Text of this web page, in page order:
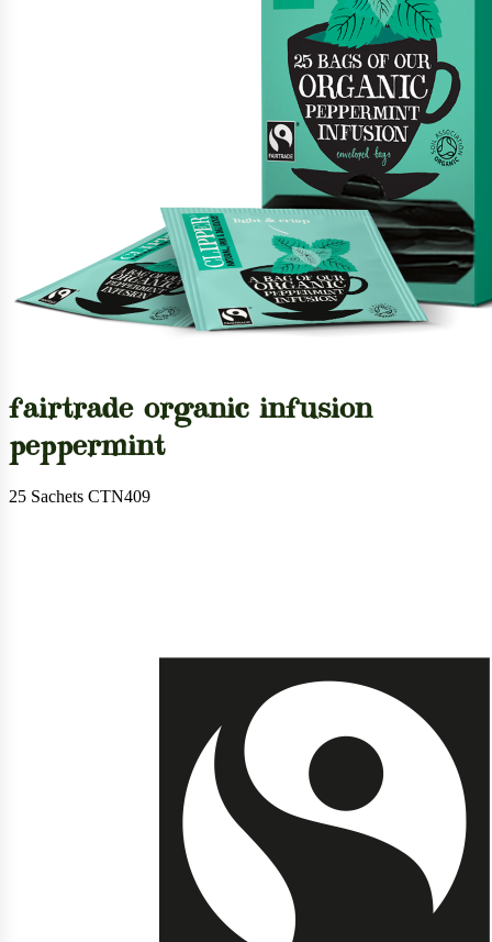
fairtrade organic infusion
peppermint
25 Sachets CTN409